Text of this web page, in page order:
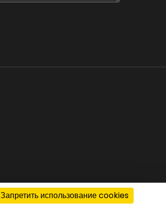
Запретить использование cookies